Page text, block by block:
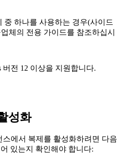
중 하나를 사용하는 경우(사이드
체의 전용 가이드를 참조하십시
버전 12 이상을 지원합니다.
성화
스에서 복제를 활성화하려면 다음
있는지 확인해야 합니다: